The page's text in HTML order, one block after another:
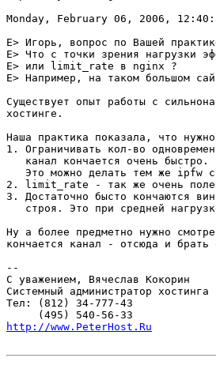
Monday, February 06, 2006,
E> Игорь, вопрос по Вашей
E> Что с точки зрения нагрузки
E> или limit_rate в nginx ?
E> Например, на таком большом
Существует опыт работы с
хостинге.
Наша практика показала, что
1. Ограничивать кол-во
   канал кончается очень быстро.
Это можно делать тем же ipfw
2. limit_rate - так же очень
3. Достаточно бысто кончаются
строя. Это при средней
Ну а более предметно нужно
кончается канал - отсюда и брать
--
С уважением, Вячеслав Кокорин
Системный администратор
Тел: (812) 34-777-43
http://www.PeterHost.Ru